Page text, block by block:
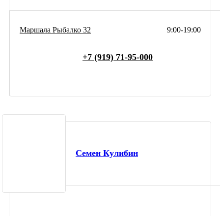
9:00-19:00
Маршала Рыбалко 32
+7 (919) 71-95-000
Семен Кулибин